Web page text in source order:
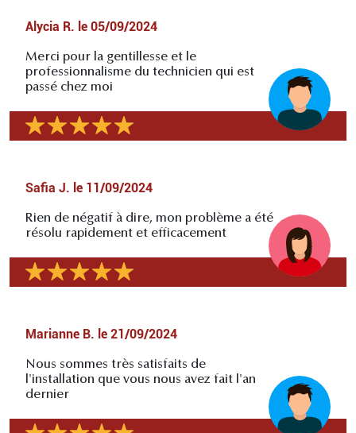
Alycia R. le 05/09/2024
Merci pour la gentillesse et le
professionnalisme du technicien qui est
passé chez moi
Safia J. le 11/09/2024
Rien de négatif à dire, mon problème a été
résolu rapidement et efficacement
Marianne B. le 21/09/2024
Nous sommes très satisfaits de
l'installation que vous nous avez fait l'an
dernier